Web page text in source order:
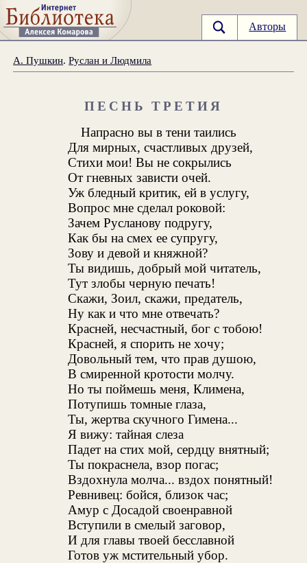
Авторы
А. Пушкин.Руслан и Людмила
ПЕСНЬ ТРЕТИЯ
Напрасно вы в тени таились
Для мирных, счастливых друзей,
Стихи мои! Вы не сокрылись
От гневных зависти очей.
Уж бледный критик, ей в услугу,
Вопрос мне сделал роковой:
Зачем Русланову подругу,
Как бы на смех ее супругу,
Зову и девой и княжной?
Ты видишь, добрый мой читатель,
Тут злобы черную печать!
Скажи, Зоил, скажи, предатель,
Ну как и что мне отвечать?
Красней, несчастный, бог с тобою!
Красней, я спорить не хочу;
Довольный тем, что прав душою,
В смиренной кротости молчу.
Но ты поймешь меня, Климена,
Потупишь томные глаза,
Ты, жертва скучного Гимена...
Я вижу: тайная слеза
Падет на стих мой, сердцу внятный;
Ты покраснела, взор погас;
Вздохнула молча... вздох понятный!
Ревнивец: бойся, близок час;
Амур с Досадой своенравной
Вступили в смелый заговор,
И для главы твоей бесславной
Готов уж мстительный убор.